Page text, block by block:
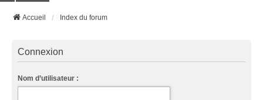
Accueil Index du forum
Connexion
Nom d’utilisateur :